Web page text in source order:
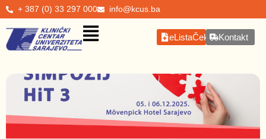
+ 387 (0) 33 297 000 info@kcus.ba
eListaČekanjaKontakt